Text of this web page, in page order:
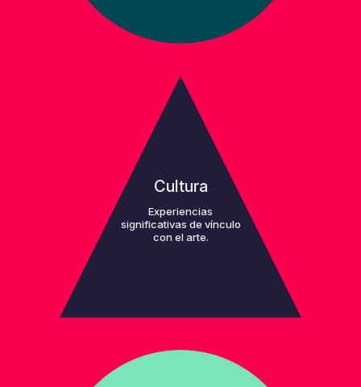
Cultura
Experiencias
significativas de vínculo
con el arte.